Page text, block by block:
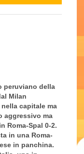
peruviano della
Milan
capitale ma
aggressivo ma
Roma-Spal 0-2.
in una Roma-
in panchina.